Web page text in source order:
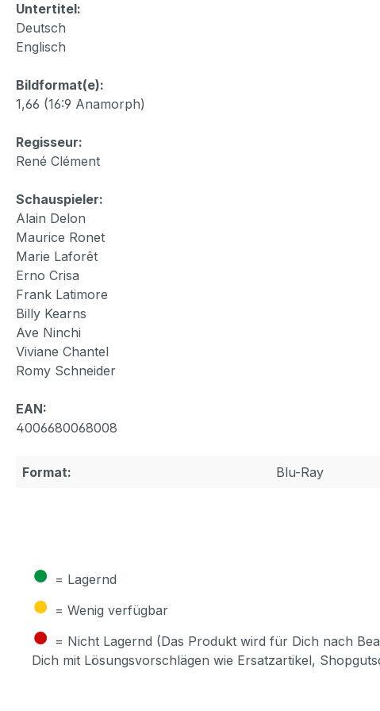
Untertitel:
Deutsch
Englisch
Bildformat(e):
1,66 (16:9 Anamorph)
Regisseur:
René Clément
Schauspieler:
Alain Delon
Maurice Ronet
Marie Laforêt
Erno Crisa
Frank Latimore
Billy Kearns
Ave Ninchi
Viviane Chantel
Romy Schneider
EAN:
4006680068008
Format: Blu-Ray
● = Lagernd
● = Wenig verfügbar
● = Nicht Lagernd (Das Produkt wird für Dich nach
Dich mit Lösungsvorschlägen wie Ersatzartikel,